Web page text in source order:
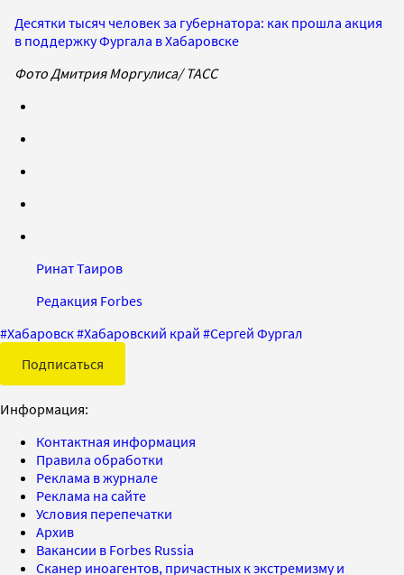
Десятки тысяч человек за губернатора: как прошла акция
в поддержку Фургала в Хабаровске
Фото Дмитрия Моргулиса/ ТАСС
Ринат Таиров
Редакция Forbes
#Хабаровск#Хабаровский край #Сергей Фургал
Подписаться
Информация:
Контактная информация
Правила обработки
Реклама в журнале
Реклама на сайте
Условия перепечатки
Архив
Вакансии в Forbes Russia
Сканер иноагентов, причастных к экстремизму и